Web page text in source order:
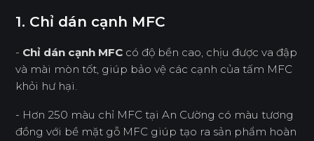
1. Chỉ dán cạnh MFC
- Chỉ dán cạnh MFC có độ bền cao, chịu được va đập
và mài mòn tốt, giúp bảo vệ các cạnh của tấm MFC
khỏi hư hại.
- Hơn 250 màu chỉ MFC tại An Cường có màu tương
đồng với bề mặt gỗ MFC giúp tạo ra sản phẩm hoàn